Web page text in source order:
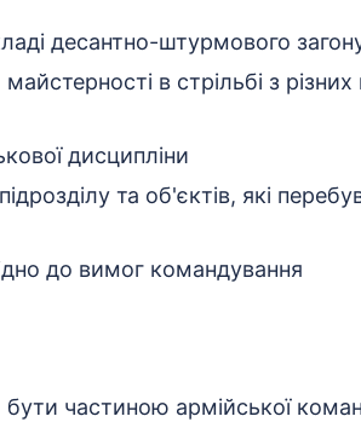
десантно-штурмового
в стрільбі з різних
дисципліни
та об'єктів, які
до вимог командування
бути частиною армійської